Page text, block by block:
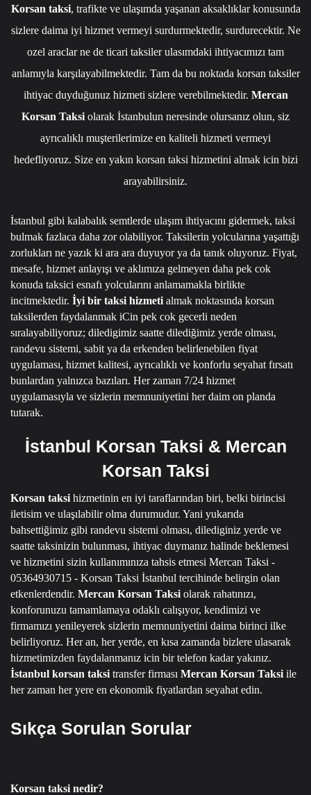
Korsan taksi, trafikte ve ulaşımda yaşanan aksaklıklar konusunda
sizlere daima iyi hizmet vermeyi surdurmektedir, surdurecektir. Ne
ozel araclar ne de ticari taksiler ulasımdaki ihtiyacımızı tam
anlamıyla karşılayabilmektedir. Tam da bu noktada korsan taksiler
ihtiyac duyduğunuz hizmeti sizlere verebilmektedir. Mercan
Korsan Taksi olarak İstanbulun neresinde olursanız olun, siz
ayrıcalıklı muşterilerimize en kaliteli hizmeti vermeyi
hedefliyoruz. Size en yakın korsan taksi hizmetini almak icin bizi
arayabilirsiniz.
İstanbul gibi kalabalık semtlerde ulaşım ihtiyacını gidermek, taksi
bulmak fazlaca daha zor olabiliyor. Taksilerin yolcularına yaşattığı
zorlukları ne yazık ki ara ara duyuyor ya da tanık oluyoruz. Fiyat,
mesafe, hizmet anlayışı ve aklımıza gelmeyen daha pek cok
konuda taksici esnafı yolcularını anlamamakla birlikte
incitmektedir. İyi bir taksi hizmeti almak noktasında korsan
taksilerden faydalanmak iCin pek cok gecerli neden
sıralayabiliyoruz; diledigimiz saatte dilediğimiz yerde olması,
randevu sistemi, sabit ya da erkenden belirlenebilen fiyat
uygulaması, hizmet kalitesi, ayrıcalıklı ve konforlu seyahat fırsatı
bunlardan yalnızca bazıları. Her zaman 7/24 hizmet
uygulamasıyla ve sizlerin memnuniyetini her daim on planda
tutarak.
İstanbul Korsan Taksi & Mercan
Korsan Taksi
Korsan taksi hizmetinin en iyi taraflarından biri, belki birincisi
iletisim ve ulaşılabilir olma durumudur. Yani yukarıda
bahsettiğimiz gibi randevu sistemi olması, dilediginiz yerde ve
saatte taksinizin bulunması, ihtiyac duymanız halinde beklemesi
ve hizmetini sizin kullanımınıza tahsis etmesi Mercan Taksi -
05364930715 - Korsan Taksi İstanbul tercihinde belirgin olan
etkenlerdendir. Mercan Korsan Taksi olarak rahatınızı,
konforunuzu tamamlamaya odaklı calışıyor, kendimizi ve
firmamızı yenileyerek sizlerin memnuniyetini daima birinci ilke
belirliyoruz. Her an, her yerde, en kısa zamanda bizlere ulasarak
hizmetimizden faydalanmanız icin bir telefon kadar yakınız.
İstanbul korsan taksi transfer firması Mercan Korsan Taksi ile
her zaman her yere en ekonomik fiyatlardan seyahat edin.
Sıkça Sorulan Sorular
Korsan taksi nedir?